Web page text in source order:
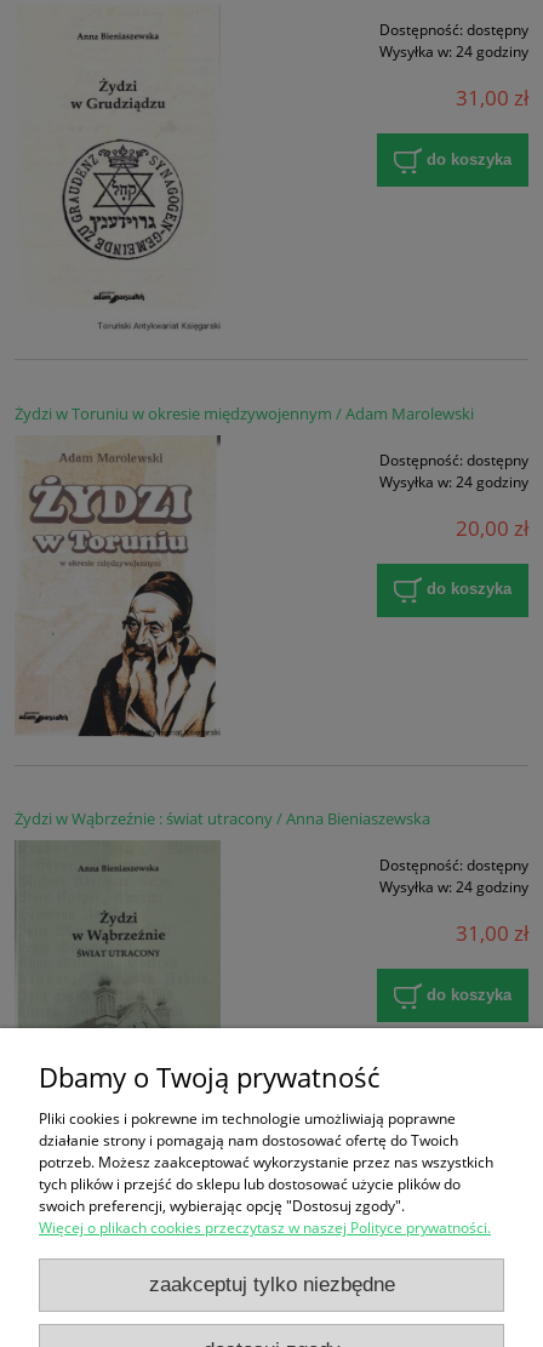
Dostępność: dostępny
Wysyłka w: 24 godziny
31,00 zł
do koszyka
Żydzi w Toruniu w okresie międzywojennym / Adam Marolewski
Dostępność: dostępny
Wysyłka w: 24 godziny
20,00 zł
do koszyka
Żydzi w Wąbrzeźnie : świat utracony / Anna Bieniaszewska
Dostępność: dostępny
Wysyłka w: 24 godziny
31,00 zł
do koszyka
Zakupy
Pomoc
Dbamy o Twoją prywatność
Pliki cookies i pokrewne im technologie umożliwiają poprawne
działanie strony i pomagają nam dostosować ofertę do Twoich
potrzeb. Możesz zaakceptować wykorzystanie przez nas wszystkich
tych plików i przejść do sklepu lub dostosować użycie plików do
swoich preferencji, wybierając opcję "Dostosuj zgody".
Więcej o plikach cookies przeczytasz w naszej Polityce prywatności.
zaakceptuj tylko niezbędne